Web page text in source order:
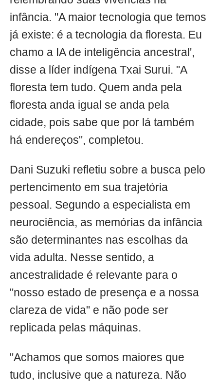
infância. "A maior tecnologia que temos
já existe: é a tecnologia da floresta. Eu
chamo a IA de inteligência ancestral',
disse a líder indígena Txai Surui. "A
floresta tem tudo. Quem anda pela
floresta anda igual se anda pela
cidade, pois sabe que por lá também
há endereços", completou.
Dani Suzuki refletiu sobre a busca pelo
pertencimento em sua trajetória
pessoal. Segundo a especialista em
neurociência, as memórias da infância
são determinantes nas escolhas da
vida adulta. Nesse sentido, a
ancestralidade é relevante para o
"nosso estado de presença e a nossa
clareza de vida" e não pode ser
replicada pelas máquinas.
"Achamos que somos maiores que
tudo, inclusive que a natureza. Não